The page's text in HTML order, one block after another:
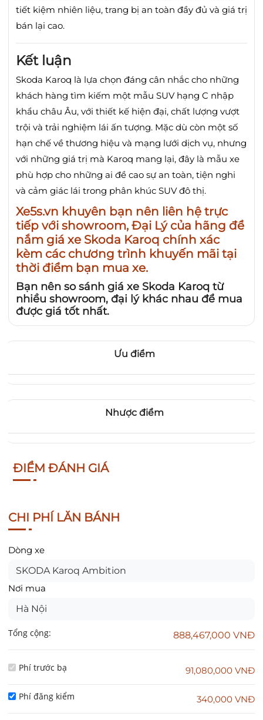
tiết kiệm nhiên liệu, trang bị an toàn đầy đủ và giá trị
bán lại cao.
Kết luận
Skoda Karoq là lựa chọn đáng cân nhắc cho những
khách hàng tìm kiếm một mẫu SUV hạng C nhập
khẩu châu Âu, với thiết kế hiện đại, chất lượng vượt
trội và trải nghiệm lái ấn tượng. Mặc dù còn một số
hạn chế về thương hiệu và mạng lưới dịch vụ, nhưng
với những giá trị mà Karoq mang lại, đây là mẫu xe
phù hợp cho những ai đề cao sự an toàn, tiện nghi
và cảm giác lái trong phân khúc SUV đô thị.
Xe5s.vn khuyên bạn nên liên hệ trực
tiếp với showroom, Đại Lý của hãng để
nắm giá xe Skoda Karoq chính xác
kèm các chương trình khuyến mãi tại
thời điểm bạn mua xe.
Bạn nên so sánh giá xe Skoda Karoq từ
nhiều showroom, đại lý khác nhau để mua
được giá tốt nhất.
Ưu điểm
Nhược điểm
ĐIỂM ĐÁNH GIÁ
CHI PHÍ LĂN BÁNH
Dòng xe
SKODA Karoq Ambition
Nơi mua
Hà Nội
Tổng cộng: 888,467,000 VNĐ
Phí trước bạ 91,080,000 VNĐ
Phí đăng kiểm 340,000 VNĐ